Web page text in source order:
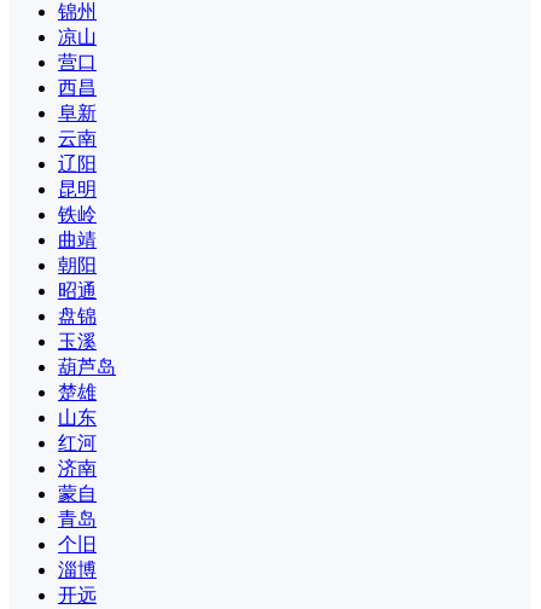
锦州
凉山
营口
西昌
阜新
云南
辽阳
昆明
铁岭
曲靖
朝阳
昭通
盘锦
玉溪
葫芦岛
楚雄
山东
红河
济南
蒙自
青岛
个旧
淄博
开远